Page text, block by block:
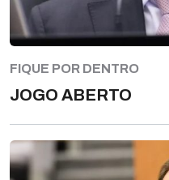
FIQUE POR DENTRO
JOGO ABERTO